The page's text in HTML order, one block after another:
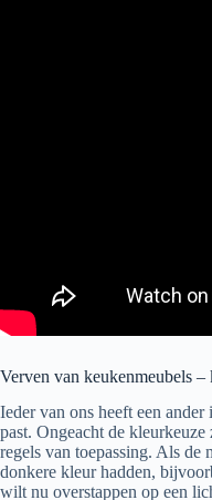
Verven van keukenmeubels –
Ieder van ons heeft een
past. Ongeacht de
regels van toepassing. Als de
donkere kleur hadden,
wilt nu overstappen op een